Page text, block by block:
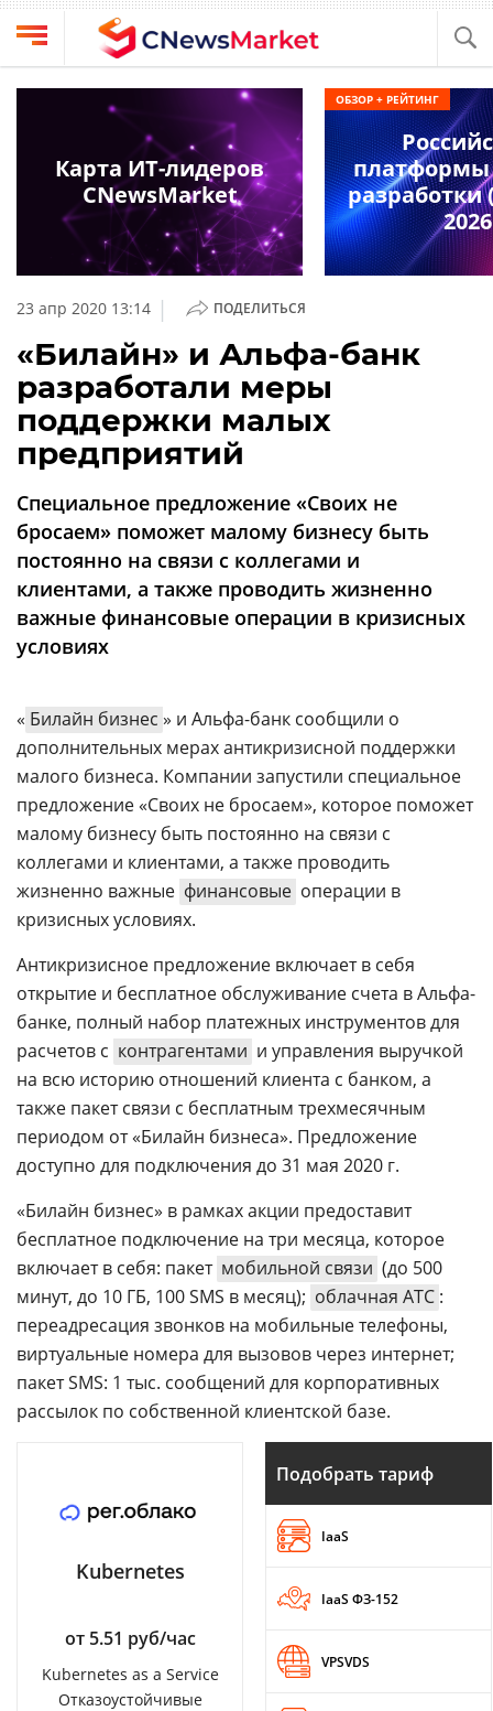
Выбрать
провайдера
Компании
обзоры
кабинет
О
проекте
CNews
Аналитика
Конференции
Техника
издании
Реклама
Контакты
Дзен
VK
Rutube
CNews
Конференции
Техника
23 апр 2020 13:14 | ПОДЕЛИТЬСЯ
«Билайн» и Альфа-банк
разработали меры
поддержки малых
предприятий
Специальное предложение «Своих не
бросаем» поможет малому бизнесу быть
постоянно на связи с коллегами и
клиентами, а также проводить жизненно
важные финансовые операции в кризисных
условиях
« Билайн бизнес » и Альфа-банк сообщили о
дополнительных мерах антикризисной поддержки
малого бизнеса. Компании запустили специальное
предложение «Своих не бросаем», которое поможет
малому бизнесу быть постоянно на связи с
коллегами и клиентами, а также проводить
жизненно важные финансовые операции в
кризисных условиях.
Антикризисное предложение включает в себя
открытие и бесплатное обслуживание счета в Альфа-
банке, полный набор платежных инструментов для
расчетов с контрагентами и управления выручкой
на всю историю отношений клиента с банком, а
также пакет связи с бесплатным трехмесячным
периодом от «Билайн бизнеса». Предложение
доступно для подключения до 31 мая 2020 г.
«Билайн бизнес» в рамках акции предоставит
бесплатное подключение на три месяца, которое
включает в себя: пакет мобильной связи (до 500
минут, до 10 ГБ, 100 SMS в месяц); облачная АТС :
переадресация звонков на мобильные телефоны,
виртуальные номера для вызовов через интернет;
пакет SMS: 1 тыс. сообщений для корпоративных
рассылок по собственной клиентской базе.
Kubernetes
от 5.51 руб/час
Kubernetes as a Service
Отказоустойчивые
Подобрать тариф
IaaS
IaaS ФЗ-152
VPSVDS
Карта ИТ-лидеров
CNewsMarket
платформы
разработки
2026
ОБЗОР + РЕЙТИНГ